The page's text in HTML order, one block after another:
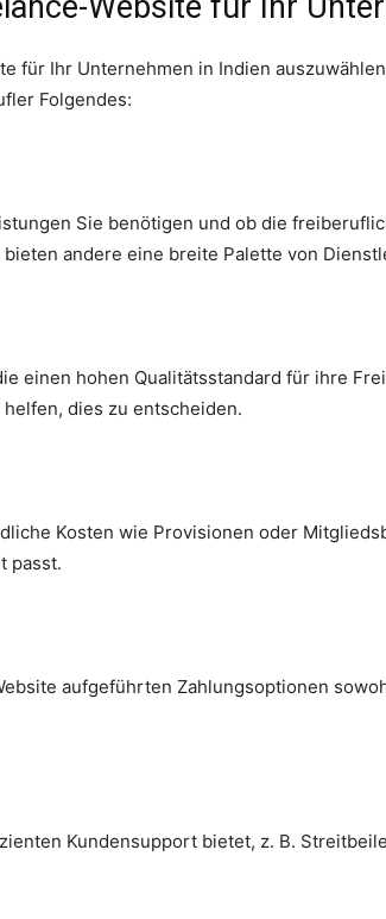
für Ihr Unternehmen in Indien
Folgendes:
Sie benötigen und ob die
andere eine breite Palette von
einen hohen Qualitätsstandard für ihre
dies zu entscheiden.
Kosten wie Provisionen oder
passt.
aufgeführten Zahlungsoptionen
Kundensupport bietet, z. B.